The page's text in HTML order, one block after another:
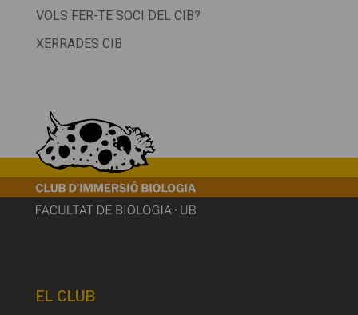
VOLS FER-TE SOCI DEL CIB?
XERRADES CIB
EL CLUB